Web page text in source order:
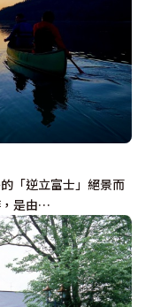
「逆立富士」絕景而
，是由…